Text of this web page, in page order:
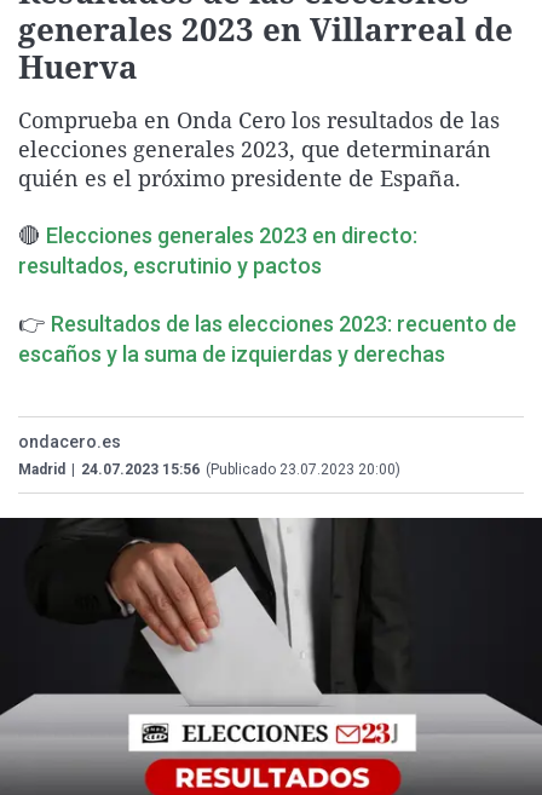
La rosa de los vientos
Caso
Operación Viuda Negra
Extremadura
Navarra
País Vasco
Virales
generales 2023 en Villarreal de
Huerva
Comprueba en Onda Cero los resultados de las
elecciones generales 2023, que determinarán
quién es el próximo presidente de España.
🔴 Elecciones generales 2023 en directo:
resultados, escrutinio y pactos
👉 Resultados de las elecciones 2023: recuento de
escaños y la suma de izquierdas y derechas
ondacero.es
Madrid 24.07.2023 15:56 (Publicado 23.07.2023 20:00)